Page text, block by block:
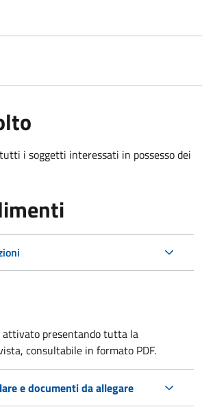
i soggetti interessati in possesso dei
attivato presentando tutta la
consultabile in formato PDF.
e documenti da allegare